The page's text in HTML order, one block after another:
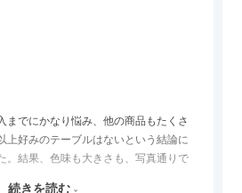
までにかなり悩み、他の商品もたくさ
上好みのテーブルはないという結論に
。結果、色味も大きさも、写真通りで
続きを読む